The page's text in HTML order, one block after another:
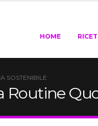
HOME
SOSTENIBILE
Routine